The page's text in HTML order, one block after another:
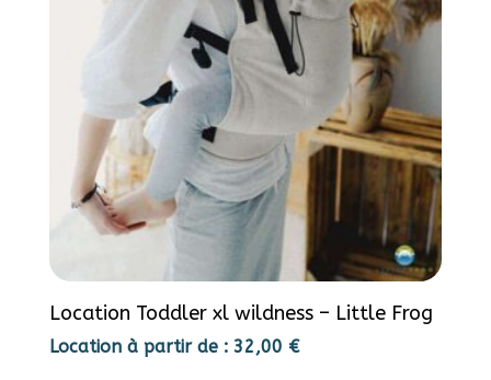
Location Toddler xl wildness – Little Frog
Location à partir de : 32,00 €